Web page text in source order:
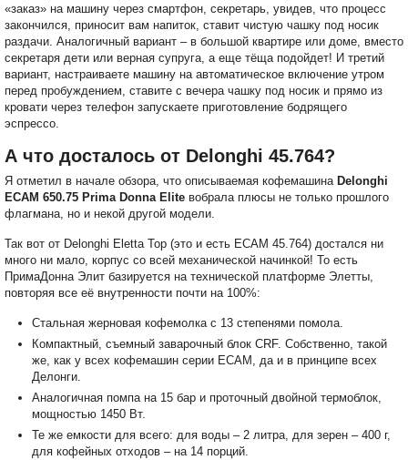
«заказ» на машину через смартфон, секретарь, увидев, что процесс
закончился, приносит вам напиток, ставит чистую чашку под носик
раздачи. Аналогичный вариант – в большой квартире или доме, вместо
секретаря дети или верная супруга, а еще тёща подойдет! И третий
вариант, настраиваете машину на автоматическое включение утром
перед пробуждением, ставите с вечера чашку под носик и прямо из
кровати через телефон запускаете приготовление бодрящего
эспрессо.
А что досталось от Delonghi 45.764?
Я отметил в начале обзора, что описываемая кофемашина Delonghi
ECAM 650.75 Prima Donna Elite вобрала плюсы не только прошлого
флагмана, но и некой другой модели.
Так вот от Delonghi Eletta Top (это и есть ECAM 45.764) достался ни
много ни мало, корпус со всей механической начинкой! То есть
ПримаДонна Элит базируется на технической платформе Элетты,
повторяя все её внутренности почти на 100%:
Стальная жерновая кофемолка с 13 степенями помола.
Компактный, съемный заварочный блок CRF. Собственно, такой
же, как у всех кофемашин серии ECAM, да и в принципе всех
Делонги.
Аналогичная помпа на 15 бар и проточный двойной термоблок,
мощностью 1450 Вт.
Те же емкости для всего: для воды – 2 литра, для зерен – 400 г,
для кофейных отходов – на 14 порций.